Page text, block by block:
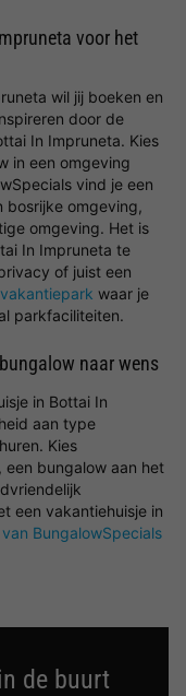
voor het
wil jij boeken en
door de
In Impruneta. Kies
in een omgeving
vind je een
bosrijke omgeving,
omgeving. Het is
In Impruneta te
of juist een
vakantiepark waar je
parkfaciliteiten.
naar wens
in Bottai In
aan type
Kies
een bungalow aan het
een vakantiehuisje in
BungalowSpecials
de buurt